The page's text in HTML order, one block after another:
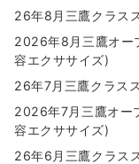
26年8月三鷹クラス
2026年8月三鷹オー
容エクササイズ)
26年7月三鷹クラス
2026年7月三鷹オー
容エクササイズ)
26年6月三鷹クラス